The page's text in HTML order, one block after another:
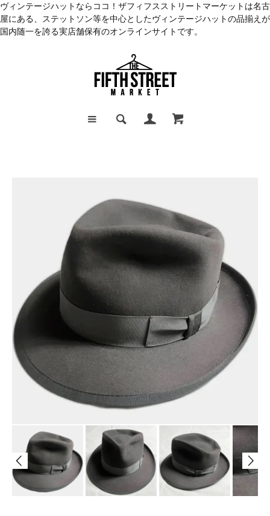
ヴィンテージハットならココ！ザフィフスストリートマーケットは名古
屋にある、ステットソン等を中心としたヴィンテージハットの品揃えが
国内随一を誇る実店舗保有のオンラインサイトです。